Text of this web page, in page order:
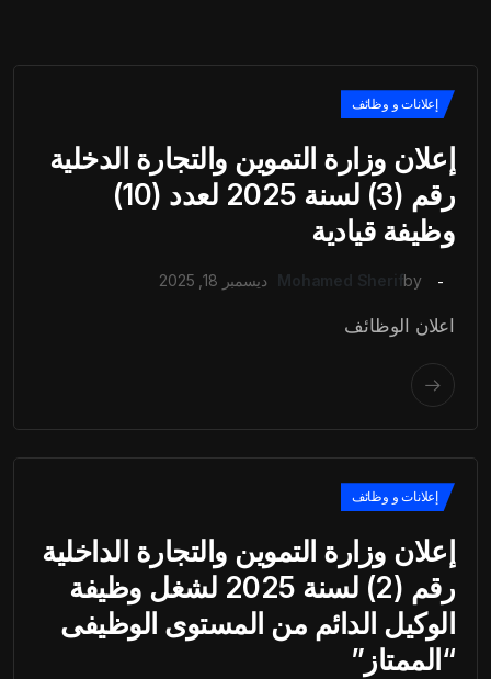
إعلانات و وظائف
إعلان وزارة التموين والتجارة الدخلية
رقم (3) لسنة 2025 لعدد (10)
وظيفة قيادية
by
Mohamed Sherif ديسمبر 18, 2025
اعلان الوظائف
إعلانات و وظائف
إعلان وزارة التموين والتجارة الداخلية
رقم (2) لسنة 2025 لشغل وظيفة
الوكيل الدائم من المستوى الوظيفى
“الممتاز”